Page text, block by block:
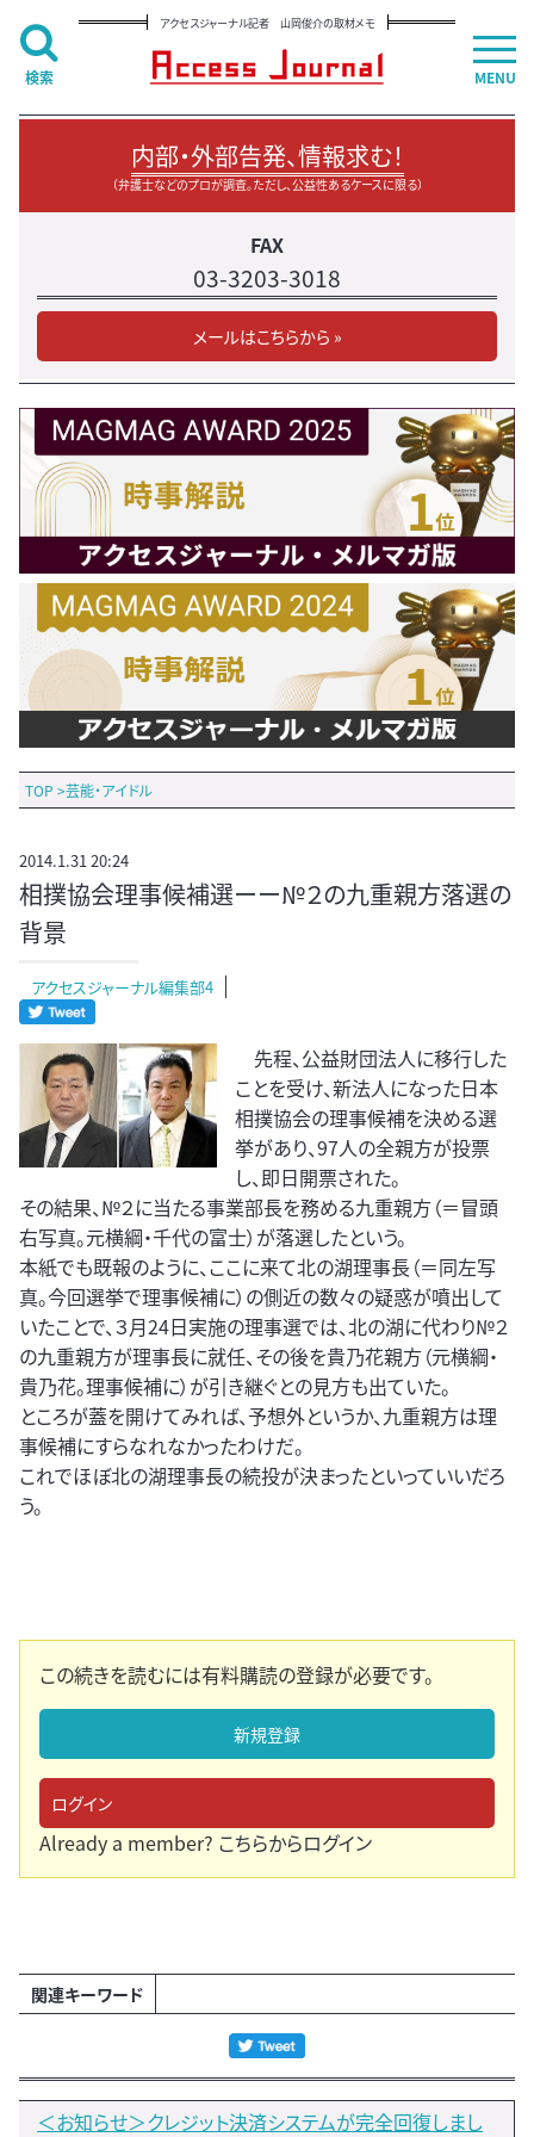
アクセスジャーナル記者 山岡俊介の取材メモ
内部・外部告発、情報求む！
（弁護士などのプロが調査。ただし、公益性あるケースに限る）
FAX
03-3203-3018
メールはこちらから »
TOP >芸能・アイドル
2014.1.31 20:24
相撲協会理事候補選ーー№２の九重親方落選の
背景
アクセスジャーナル編集部4
先程、公益財団法人に移行した
ことを受け、新法人になった日本
相撲協会の理事候補を決める選
挙があり、97人の全親方が投票
し、即日開票された。
その結果、№２に当たる事業部長を務める九重親方（＝冒頭
右写真。元横綱・千代の富士）が落選したという。
本紙でも既報のように、ここに来て北の湖理事長（＝同左写
真。今回選挙で理事候補に）の側近の数々の疑惑が噴出して
いたことで、３月24日実施の理事選では、北の湖に代わり№２
の九重親方が理事長に就任、その後を貴乃花親方（元横綱・
貴乃花。理事候補に）が引き継ぐとの見方も出ていた。
ところが蓋を開けてみれば、予想外というか、九重親方は理
事候補にすらなれなかったわけだ。
これでほぼ北の湖理事長の続投が決まったといっていいだろ
う。
この続きを読むには有料購読の登録が必要です。
新規登録
ログイン
Already a member? こちらからログイン
関連キーワード
＜お知らせ＞クレジット決済システムが完全回復しまし
MENU
検索